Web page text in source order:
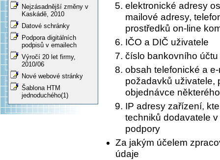
Nejzásadnější změny v
Kaskádě, 2010
Datové schránky
Podpora digitálních
podpisů v emailech
Výročí 20 let firmy,
2010/06
Nové webové stránky
Šablona HTM
jednoduchého(1)
elektronické adresy
mailové adresy,
prostředků on-line
IČO a DIČ uživatele
číslo bankovního
obsah telefonické a
požadavků uživatele,
objednávce
IP adresy zařízení,
techniků dodavatele
podpory
Za jakým účelem
údaje